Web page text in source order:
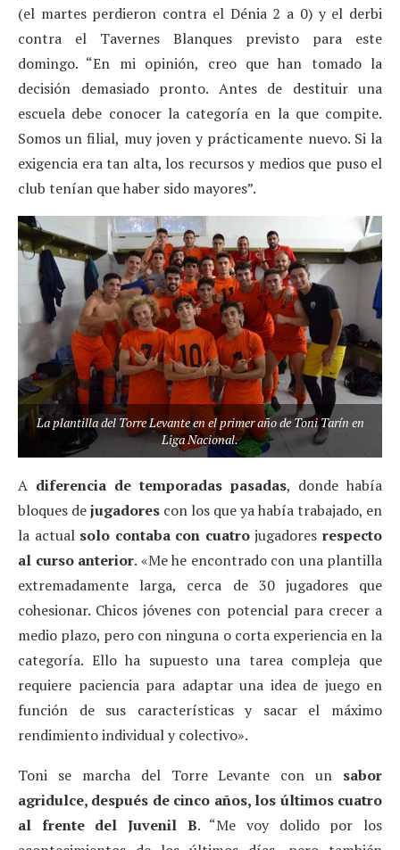
(el martes perdieron contra el Dénia 2 a 0) y el derbi
contra el Tavernes Blanques previsto para este
domingo. “En mi opinión, creo que han tomado la
decisión demasiado pronto. Antes de destituir una
escuela debe conocer la categoría en la que compite.
Somos un filial, muy joven y prácticamente nuevo. Si la
exigencia era tan alta, los recursos y medios que puso el
club tenían que haber sido mayores”.
La plantilla del Torre Levante en el primer año de Toni Tarín en
Liga Nacional.
A diferencia de temporadas pasadas, donde había
bloques dejugadores con los que ya había trabajado, en
la actual solo contaba con cuatrojugadoresrespecto
al curso anterior. «Me he encontrado con una plantilla
extremadamente larga, cerca de 30 jugadores que
cohesionar. Chicos jóvenes con potencial para crecer a
medio plazo, pero con ninguna o corta experiencia en la
categoría. Ello ha supuesto una tarea compleja que
requiere paciencia para adaptar una idea de juego en
función de sus características y sacar el máximo
rendimiento individual y colectivo».
Toni se marcha del Torre Levante con un sabor
agridulce, después de cinco años, los últimos cuatro
al frente del Juvenil B. “Me voy dolido por los